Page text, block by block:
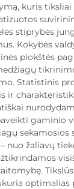
kuris
stiprybės
Kokybės
plokštės
Statistinis
ir
gaminio
sekamosios
nuo žaliavų
optimalias